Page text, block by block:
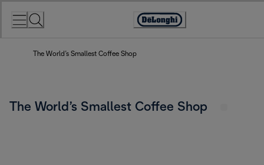
Accessibility
The World’s Smallest Coffee Shop
The World’s Smallest Coffee Shop